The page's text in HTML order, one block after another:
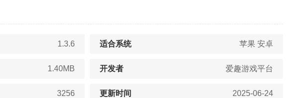
1.3.6 适合系统 苹果 安卓
1.40MB 开发者 爱趣游戏平台
3256 更新时间 2025-06-24